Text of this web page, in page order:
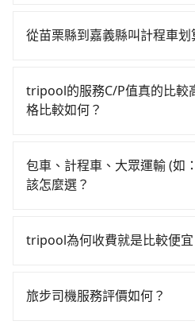
送。假設從苗栗縣苗栗市前往
鐘，再乘坐56分鐘的高鐵從苗
人票價640元，再用5分鐘出站
位同行，高鐵加轉乘之平均每
縣領有合法執照的計程車僅有
小黃司機不按表收費，看乘客
實搭乘高鐵可以比坐車快，但
時不需要閉目養神（因為要自
$115~205承租小轎車，每公
縣（苗栗市）到嘉義縣（太保
時40元路邊停車費用預估進去
能的罰單都需自付。再者，和
或九人座可供選擇，而且無人
樣。另外，偶爾也會遇到明明
從苗栗縣到嘉義縣叫計程車划
灣大車隊，如果在路邊攔不到
近的計程車隊，如北龍交通、
提前預約，或偏好臨時叫車，
計程車約380輛，計程車密度
縣市僅有約325輛計程車，建
上，無論在價格或服務品質上
tripool的服務C/P值真的比較
格比較如何？
市場上稍具規模且合法經營的
主的台灣大車隊、大都會、
單程接送與跨縣市計時包車，
絕大多數乘客出行的最佳選擇。
包車、計程車、大眾運輸 (如
該怎麼選？
擇： 預算：不同交通工具價
比較寬鬆且不介意耗時轉乘可
tripool為何收費就是比較便宜
一次使用tripool的會擔心價格
旅步司機服務評價如何？